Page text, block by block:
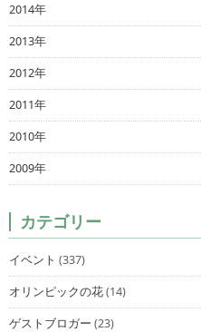
2014年
2013年
2012年
2011年
2010年
2009年
カテゴリー
イベント (337)
オリンピックの花(14)
ゲストブロガー (23)